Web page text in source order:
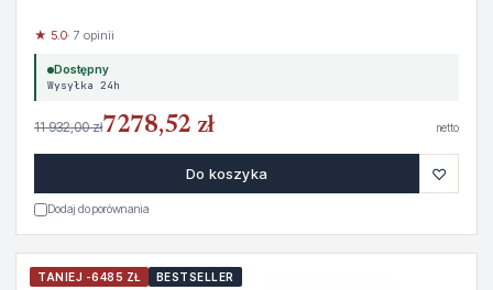
★ 5.0· 7 opinii
Dostępny
Wysyłka 24h
11 932,00 zł7278,52 zł netto
Do koszyka ♡
Dodaj do porównania
TANIEJ -6485 ZŁ BESTSELLER